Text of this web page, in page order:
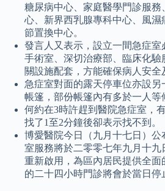
糖尿病中心、家庭醫學門診服務
心、新界西乳腺專科中心、風濕
節置換中心。
發言人又表示，設立一間急症室
手術室、深切治療部、臨床化
關設施配套，方能確保病人安全
急症室對面的露天停車位亦設
帳篷，部份帳篷內有多於一人等
何約在3時許趕到醫院急症室，
找了1至2分鐘後卻表示找不到。
博愛醫院今日（九月十七日）
室服務將於二零零七年九月十
重新啟用，為區內居民提供全
的二十四小時門診將會於當日停